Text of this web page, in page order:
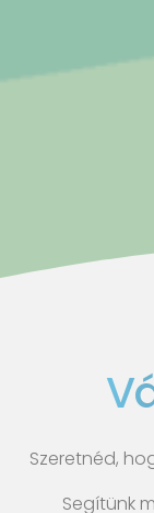
Szeretnéd,
Segítünk